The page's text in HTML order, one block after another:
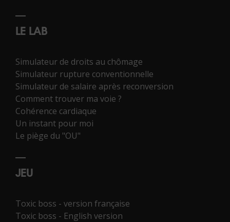
LE LAB
Simulateur de droits au chômage
Simulateur rupture conventionnelle
Simulateur de salaire après reconversion
Comment trouver ma voie ?
Cohérence cardiaque
Un instant pour moi
Le piège du "OU"
JEU
Toxic boss - version française
Toxic boss - English version